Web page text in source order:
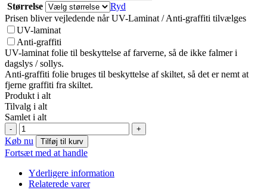
Størrelse
Ryd
Prisen bliver vejledende når UV-Laminat / Anti-graffiti tilvælges
UV-laminat
Anti-graffiti
UV-laminat folie til beskyttelse af farverne, så de ikke falmer i
dagslys / sollys.
Anti-graffiti folie bruges til beskyttelse af skiltet, så det er nemt at
fjerne graffiti fra skiltet.
Produkt i alt
Tilvalg i alt
Samlet i alt
-
E048:
Nødsignal
(valgfri
tekst)
antal
+
Køb nu Tilføj til kurv
Fortsæt med at handle
Yderligere information
Relaterede varer